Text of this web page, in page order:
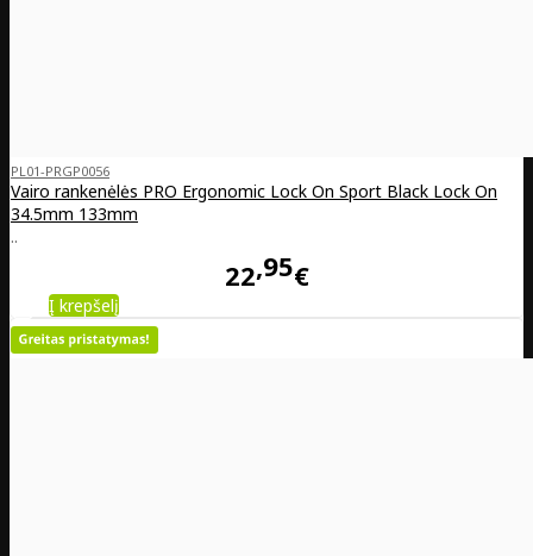
PL01-PRGP0056
Vairo rankenėlės PRO Ergonomic Lock On Sport Black Lock On
34.5mm 133mm
..
22 95€
Į krepšelį